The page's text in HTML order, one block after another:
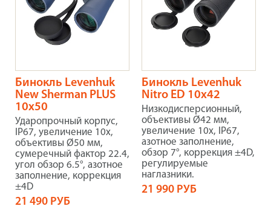
Бинокль Levenhuk
New Sherman PLUS
10x50
Ударопрочный корпус,
IP67, увеличение 10x,
объективы Ø50 мм,
сумеречный фактор 22.4,
угол обзор 6.5°, азотное
заполнение, коррекция
±4D
21 490 РУБ
Бинокль Levenhuk
Nitro ED 10x42
Низкодисперсионный,
объективы Ø42 мм,
увеличение 10x, IP67,
азотное заполнение,
обзор 7°, коррекция ±4D,
регулируемые
наглазники.
21 990 РУБ